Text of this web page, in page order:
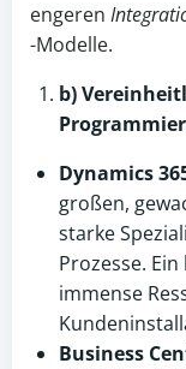
engeren
-Modelle.
b)
Dynamics
großen,
starke
Prozesse.
immense
Business